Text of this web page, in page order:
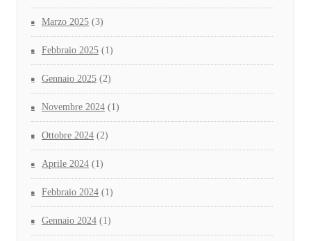
Marzo 2025 (3)
Febbraio 2025 (1)
Gennaio 2025 (2)
Novembre 2024 (1)
Ottobre 2024 (2)
Aprile 2024 (1)
Febbraio 2024 (1)
Gennaio 2024 (1)